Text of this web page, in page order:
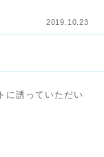
2019.10.23
に誘っていただい